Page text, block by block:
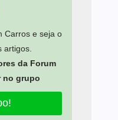
Carros e seja o
artigos.
da Forum
no grupo